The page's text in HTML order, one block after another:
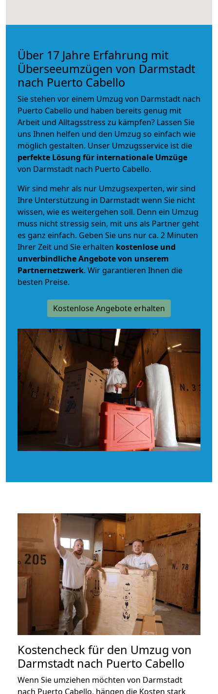
Über 17 Jahre Erfahrung mit
Überseeumzügen von Darmstadt
nach Puerto Cabello
Sie stehen vor einem Umzug von Darmstadt nach
Puerto Cabello und haben bereits genug mit
Arbeit und Alltagsstress zu kämpfen? Lassen Sie
uns Ihnen helfen und den Umzug so einfach wie
möglich gestalten. Unser Umzugsservice ist die
perfekte Lösung für internationale Umzüge
von Darmstadt nach Puerto Cabello.
Wir sind mehr als nur Umzugsexperten, wir sind
Ihre Unterstützung in Darmstadt wenn Sie nicht
wissen, wie es weitergehen soll. Denn ein Umzug
muss nicht stressig sein, mit uns als Partner geht
es ganz einfach. Geben Sie uns nur ca. 2 Minuten
Ihrer Zeit und Sie erhalten kostenlose und
unverbindlicheAngebote von unserem
Partnernetzwerk. Wir garantieren Ihnen die
besten Preise.
Kostenlose Angebote erhalten
Kostencheck für den Umzug von
Darmstadt nach Puerto Cabello
Wenn Sie umziehen möchten von Darmstadt
nach Puerto Cabello, hängen die Kosten stark